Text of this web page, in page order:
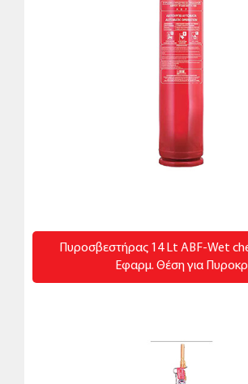
Πυροσβεστήρας 14 Lt ABF-Wet
Εφαρμ. Θέση για Πυροκρ